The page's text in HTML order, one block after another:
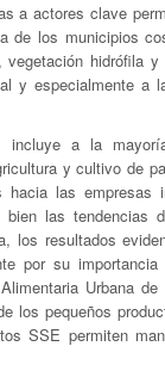
a actores clave
de los municipios
hidrófila
y especialmente a
a la
y cultivo de
hacia las empresas
las tendencias
los resultados
por su
Urbana
los pequeños
SSE permiten